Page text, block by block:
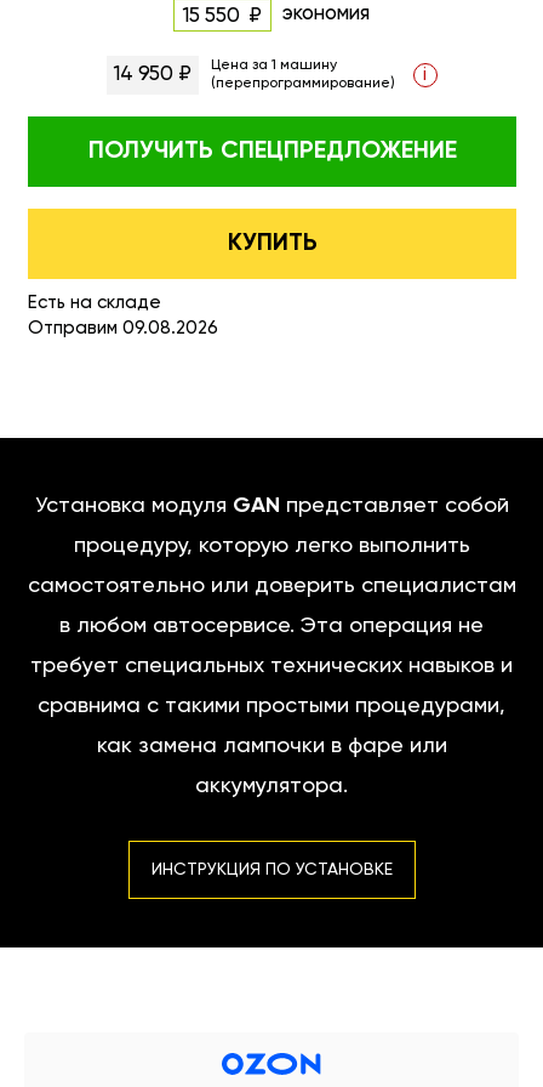
15 550 экономия
14 950 ₽
Цена за 1 машину
(перепрограммирование)
i
ПОЛУЧИТЬ СПЕЦПРЕДЛОЖЕНИЕ
КУПИТЬ
Есть на складе
Отправим 09.08.2026
Установка модуля GAN представляет собой
процедуру, которую легко выполнить
самостоятельно или доверить специалистам
в любом автосервисе. Эта операция не
требует специальных технических навыков и
сравнима с такими простыми процедурами,
как замена лампочки в фаре или
аккумулятора.
ИНСТРУКЦИЯ ПО УСТАНОВКЕ